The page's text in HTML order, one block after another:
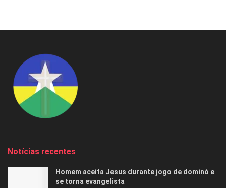
Notícias recentes
Homem aceita Jesus durante jogo de dominó e
se torna evangelista